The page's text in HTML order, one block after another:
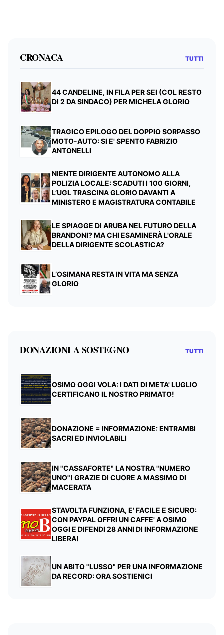
CRONACA TUTTI
44 CANDELINE, IN FILA PER SEI (COL RESTO
DI 2 DA SINDACO) PER MICHELA GLORIO
TRAGICO EPILOGO DEL DOPPIO SORPASSO
MOTO-AUTO: SI E' SPENTO FABRIZIO
ANTONELLI
NIENTE DIRIGENTE AUTONOMO ALLA
POLIZIA LOCALE: SCADUTI I 100 GIORNI,
L’UGL TRASCINA GLORIO DAVANTI A
MINISTERO E MAGISTRATURA CONTABILE
LE SPIAGGE DI ARUBA NEL FUTURO DELLA
BRANDONI? MA CHI ESAMINERÀ L'ORALE
DELLA DIRIGENTE SCOLASTICA?
L’OSIMANA RESTA IN VITA MA SENZA
GLORIO
DONAZIONI A SOSTEGNO TUTTI
OSIMO OGGI VOLA: I DATI DI META' LUGLIO
CERTIFICANO IL NOSTRO PRIMATO!
DONAZIONE = INFORMAZIONE: ENTRAMBI
SACRI ED INVIOLABILI
IN "CASSAFORTE" LA NOSTRA "NUMERO
UNO"! GRAZIE DI CUORE A MASSIMO DI
MACERATA
STAVOLTA FUNZIONA, E' FACILE E SICURO:
CON PAYPAL OFFRI UN CAFFE' A OSIMO
OGGI E DIFENDI 28 ANNI DI INFORMAZIONE
LIBERA!
UN ABITO "LUSSO" PER UNA INFORMAZIONE
DA RECORD: ORA SOSTIENICI